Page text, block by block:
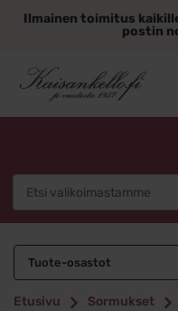
sisältöönIlmainen toimitus
postin
Tuote-osastot
Etusivu Sormukset